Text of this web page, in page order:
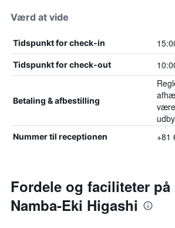
Værd at vide
Tidspunkt for check-in
Tidspunkt for check-out
Betaling & afbestilling
Nummer til receptionen +81
Fordele og faciliteter på
Namba-Eki Higashi